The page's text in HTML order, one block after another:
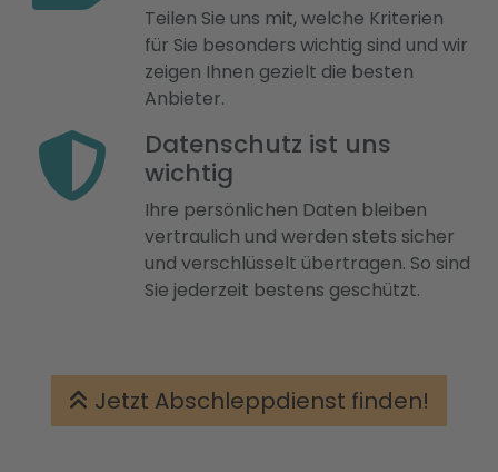
Teilen Sie uns mit, welche Kriterien
für Sie besonders wichtig sind und wir
zeigen Ihnen gezielt die besten
Anbieter.
Datenschutz ist uns
wichtig
Ihre persönlichen Daten bleiben
vertraulich und werden stets sicher
und verschlüsselt übertragen. So sind
Sie jederzeit bestens geschützt.
Jetzt Abschleppdienst finden!